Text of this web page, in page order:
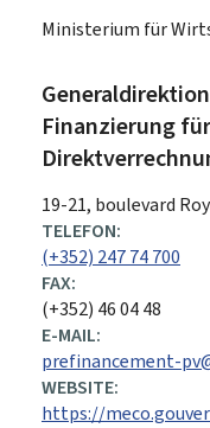
Ministerium für
Finanzierung
ADRESSE:
19-21, boulevard
TELEFON:
(+352) 247 74 700
FAX:
(+352) 46 04 48
E-MAIL:
prefinancement-
WEBSITE:
https://